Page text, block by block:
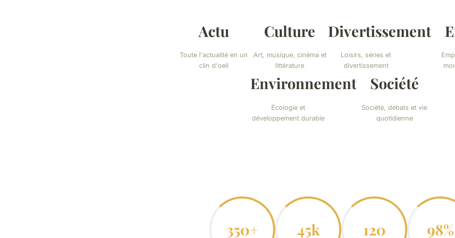
Actu
Toute l'actualité en un
clin d'oeil
Culture
Art, musique, cinéma et
littérature
Divertissement
Loisirs, séries et
divertissement
Environnement
Écologie et
développement durable
Société
Société, débats et vie
quotidienne
350+ 45k 120 98%